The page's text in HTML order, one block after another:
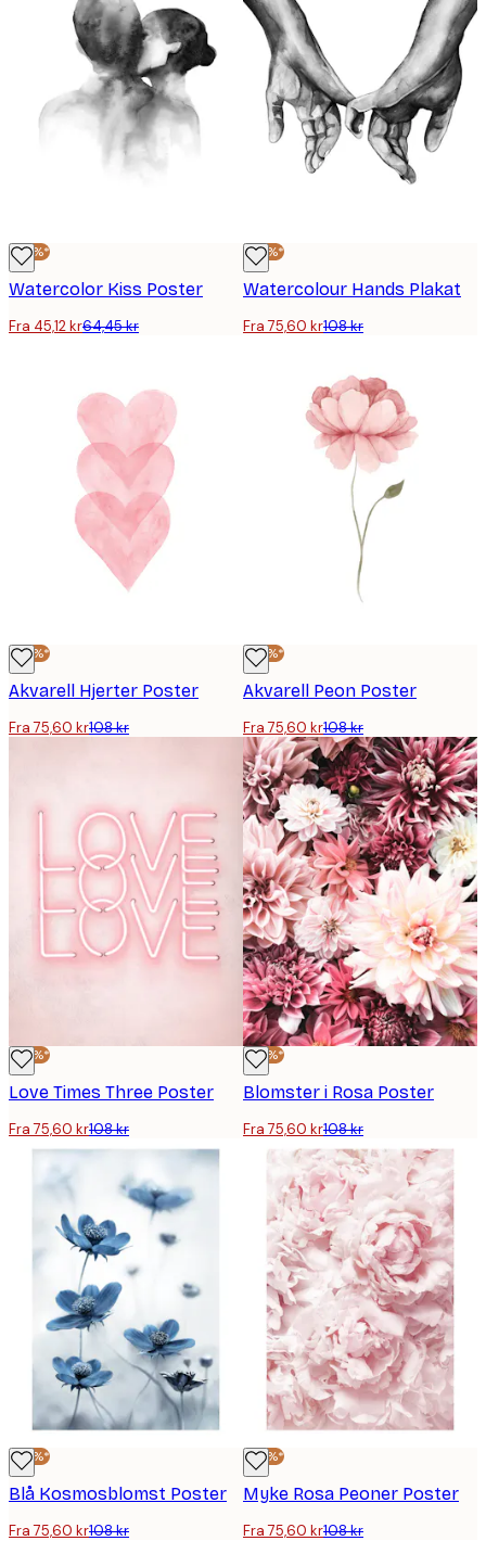
-30%*
Watercolor Kiss Poster
Fra 45,12 kr64,45 kr
-30%*
Watercolour Hands Plakat
Fra 75,60 kr108 kr
-30%*
Akvarell Hjerter Poster
Fra 75,60 kr108 kr
-30%*
Akvarell Peon Poster
Fra 75,60 kr108 kr
-30%*
Love Times Three Poster
Fra 75,60 kr108 kr
-30%*
Blomster i Rosa Poster
Fra 75,60 kr108 kr
-30%*
Blå Kosmosblomst Poster
Fra 75,60 kr108 kr
-30%*
Myke Rosa Peoner Poster
Fra 75,60 kr108 kr